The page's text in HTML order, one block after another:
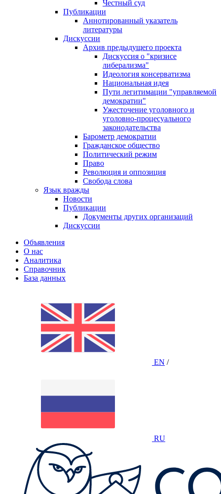
Честный суд
Публикации
Аннотированный указатель
литературы
Дискуссии
Архив предыдущего проекта
Дискуссия о "кризисе
либерализма"
Идеология консерватизма
Национальная идея
Пути легитимации "управляемой
демократии"
Ужесточение уголовного и
уголовно-процесуального
законодательства
Барометр демократии
Гражданское общество
Политический режим
Право
Революция и оппозиция
Свобода слова
Язык вражды
Новости
Публикации
Документы других организаций
Дискуссии
Объявления
О нас
Аналитика
Справочник
База данных
EN /
RU